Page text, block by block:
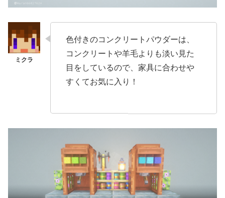
色付きのコンクリートパウダーは、
コンクリートや羊毛よりも淡い見た
目をしているので、家具に合わせや
すくてお気に入り！